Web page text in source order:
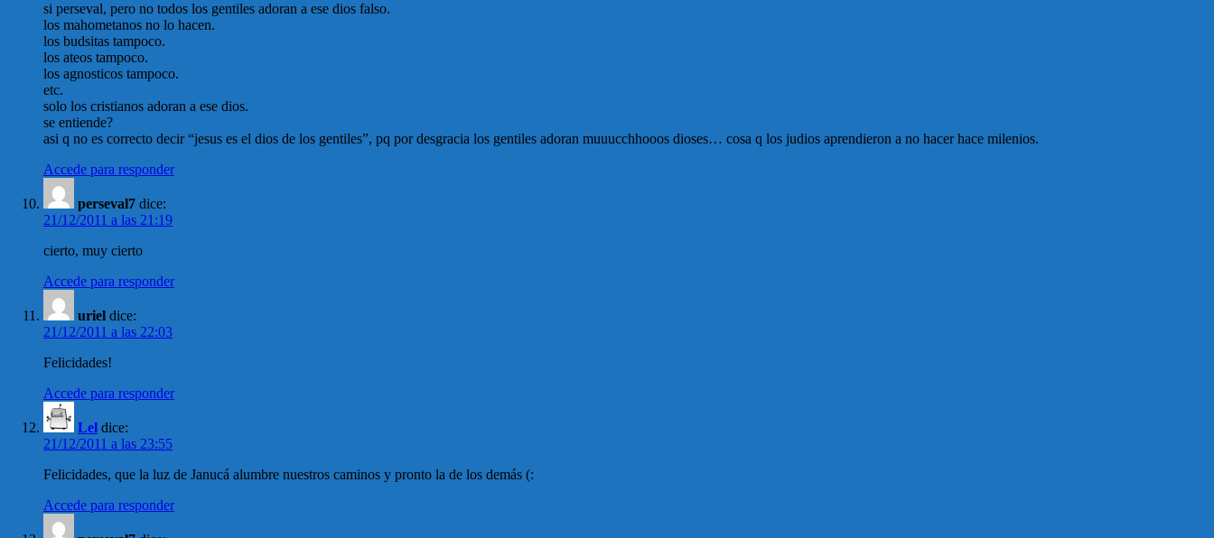
si perseval, pero no todos los gentiles adoran a ese dios falso.
los mahometanos no lo hacen.
los budsitas tampoco.
los ateos tampoco.
los agnosticos tampoco.
etc.
solo los cristianos adoran a ese dios.
se entiende?
asi q no es correcto decir “jesus es el dios de los gentiles”, pq por desgracia los gentiles adoran muuucchhooos dioses… cosa q los judios aprendieron a no hacer hace milenios.
Accede para responder
perseval7 dice:
21/12/2011 a las 21:19
cierto, muy cierto
Accede para responder
uriel dice:
21/12/2011 a las 22:03
Felicidades!
Accede para responder
Lel dice:
21/12/2011 a las 23:55
Felicidades, que la luz de Janucá alumbre nuestros caminos y pronto la de los demás (:
Accede para responder